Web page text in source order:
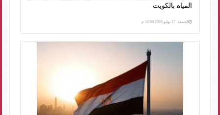
المياه بالكويت
الجمعة، 17 يوليو 2026 12:50 م